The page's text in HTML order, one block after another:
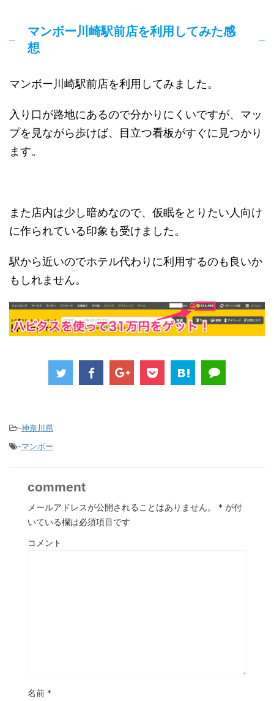
マンボー川崎駅前店を利用してみた感
想
マンボー川崎駅前店を利用してみました。
入り口が路地にあるので分かりにくいですが、マッ
プを見ながら歩けば、目立つ看板がすぐに見つかり
ます。
また店内は少し暗めなので、仮眠をとりたい人向け
に作られている印象も受けました。
駅から近いのでホテル代わりに利用するのも良いか
もしれません。
-神奈川県
-マンボー
comment
メールアドレスが公開されることはありません。 * が付
いている欄は必須項目です
コメント
名前 *